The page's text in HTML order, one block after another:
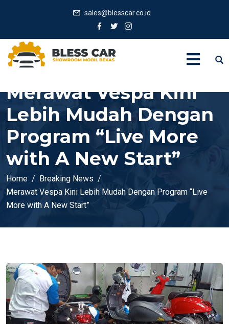
sales@blesscar.co.id
Merawat Vespa Kini
Lebih Mudah Dengan
Program “Live More
with A New Start”
Home
Breaking News
Merawat Vespa Kini Lebih Mudah Dengan Program “Live
More with A New Start”